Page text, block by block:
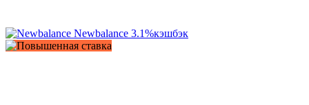
Newbalance 3.1%кэшбэк